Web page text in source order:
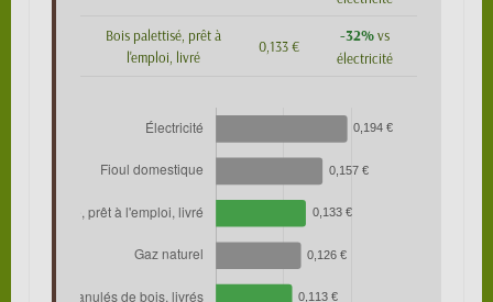
Bois palettisé, prêt à
l'emploi, livré
0,133 €
-32%vs
électricité